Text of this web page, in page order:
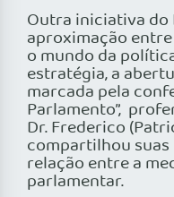
Outra iniciativa do
aproximação
o mundo da
estratégia, a
marcada pela
Parlamento”,
Dr. Frederico
compartilhou
relação entre a
parlamentar.